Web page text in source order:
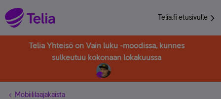
Telia.fi etusivulle
Telia Yhteisö on Vain luku -moodissa, kunnes
sulkeutuu kokonaan lokakuussa
Mobiililaajakaista